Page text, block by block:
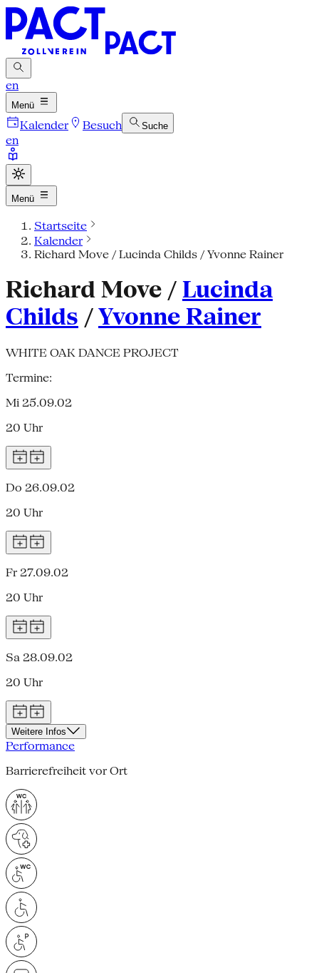
en
Menü
Kalender Besuch Suche
en
Menü
Startseite
Kalender
Richard Move / Lucinda Childs / Yvonne Rainer
Richard Move / Lucinda
Childs /Yvonne Rainer
WHITE OAK DANCE PROJECT
Termine:
Mi 25.09.02
20 Uhr
Do 26.09.02
20 Uhr
Fr 27.09.02
20 Uhr
Sa 28.09.02
20 Uhr
Weitere Infos
Performance
Barrierefreiheit vor Ort